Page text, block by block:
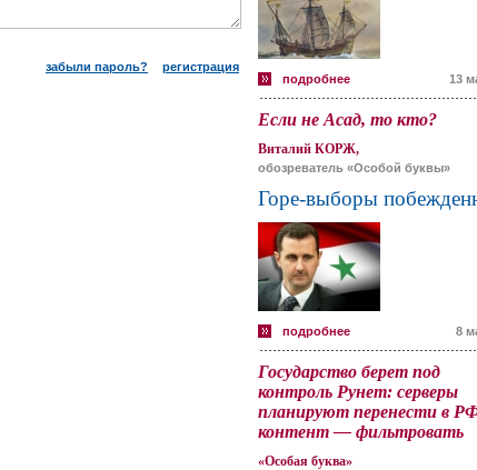
забыли пароль? регистрация
подробнее 13
Если не Асад, то кто?
Виталий КОРЖ,
обозреватель «Особой буквы»
Горе-выборы
подробнее 8
Государство берет под
контроль Рунет: серверы
планируют перенести в
контент — фильтровать
«Особая буква»